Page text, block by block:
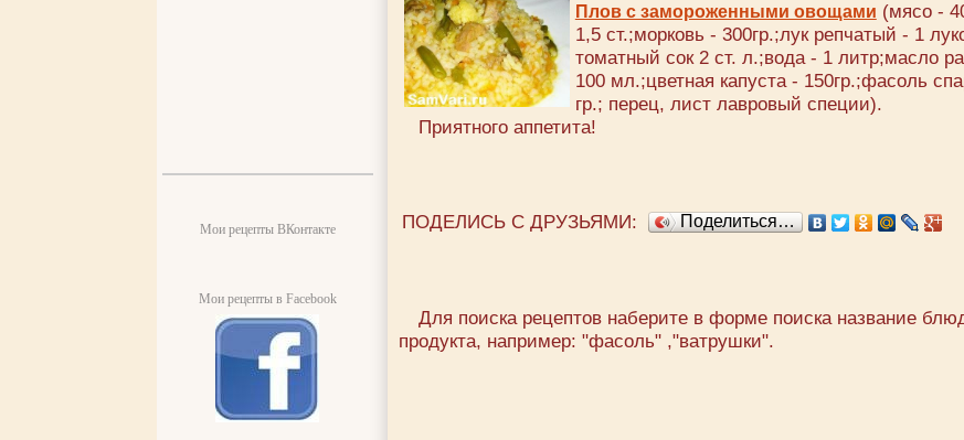
Мои рецепты ВКонтакте
Мои рецепты в Facebook
Плов с замороженными овощами (мясо -
1,5 ст.;морковь - 300гр.;лук репчатый - 1
томатный сок 2 ст. л.;вода - 1 литр;масло
100 мл.;цветная капуста - 150гр.;фасоль
гр.; перец, лист лавровый специи).
Приятного аппетита!
ПОДЕЛИСЬ С ДРУЗЬЯМИ: Поделиться…
Для поиска рецептов наберите в форме поиска название
продукта, например: "фасоль" ,"ватрушки".